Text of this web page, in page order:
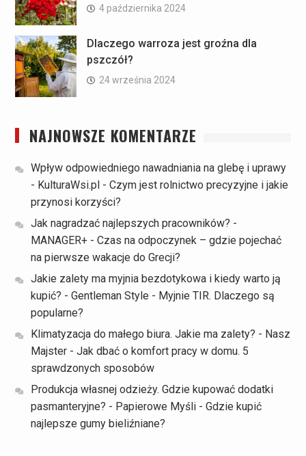
4 października 2024
Dlaczego warroza jest groźna dla
pszczół?
24 września 2024
NAJNOWSZE KOMENTARZE
Wpływ odpowiedniego nawadniania na glebę i uprawy
- KulturaWsi.pl- Czym jest rolnictwo precyzyjne i jakie
przynosi korzyści?
Jak nagradzać najlepszych pracowników? -
MANAGER+- Czas na odpoczynek – gdzie pojechać
na pierwsze wakacje do Grecji?
Jakie zalety ma myjnia bezdotykowa i kiedy warto ją
kupić? - Gentleman Style - Myjnie TIR. Dlaczego są
popularne?
Klimatyzacja do małego biura. Jakie ma zalety? - Nasz
Majster- Jak dbać o komfort pracy w domu. 5
sprawdzonych sposobów
Produkcja własnej odzieży. Gdzie kupować dodatki
pasmanteryjne? - Papierowe Myśli- Gdzie kupić
najlepsze gumy bieliźniane?